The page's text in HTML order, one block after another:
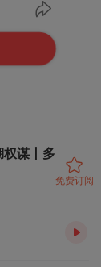
权谋丨多
免费订阅